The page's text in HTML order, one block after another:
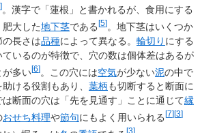
] 。漢字で「蓮根」と書かれるが、食用にする
大した地下茎である[5]。地下茎はいくつか
長さは品種によって異なる。 輪切り にする
いるのが特徴で、穴の数は個体差はあるが
が多い[6]。この穴には空気が少ない泥の中で
ける役割もあり、 葉柄も切断すると断面に
は断面の穴は「先を見通す」ことに通じて縁
おせち料理や節句にもよく用いられる [7][3]
[3]